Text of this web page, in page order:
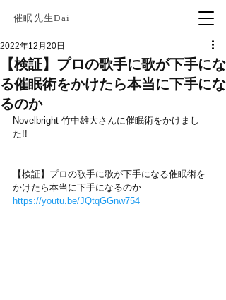
催眠先生Dai
【検証】プロの歌手に歌が下手にな
る催眠術をかけたら本当に下手にな
るのか
2022年12月20日
Novelbright 竹中雄大さんに催眠術をかけまし
た!!
【検証】プロの歌手に歌が下手になる催眠術を
かけたら本当に下手になるのか
https://youtu.be/JQtqGGnw754